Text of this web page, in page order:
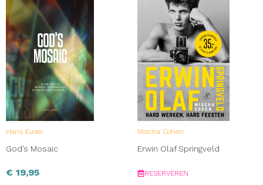
Hans Euser
God’s Mosaic
€ 19,95
Mischa Cohen
Erwin Olaf Springveld
RESERVEREN